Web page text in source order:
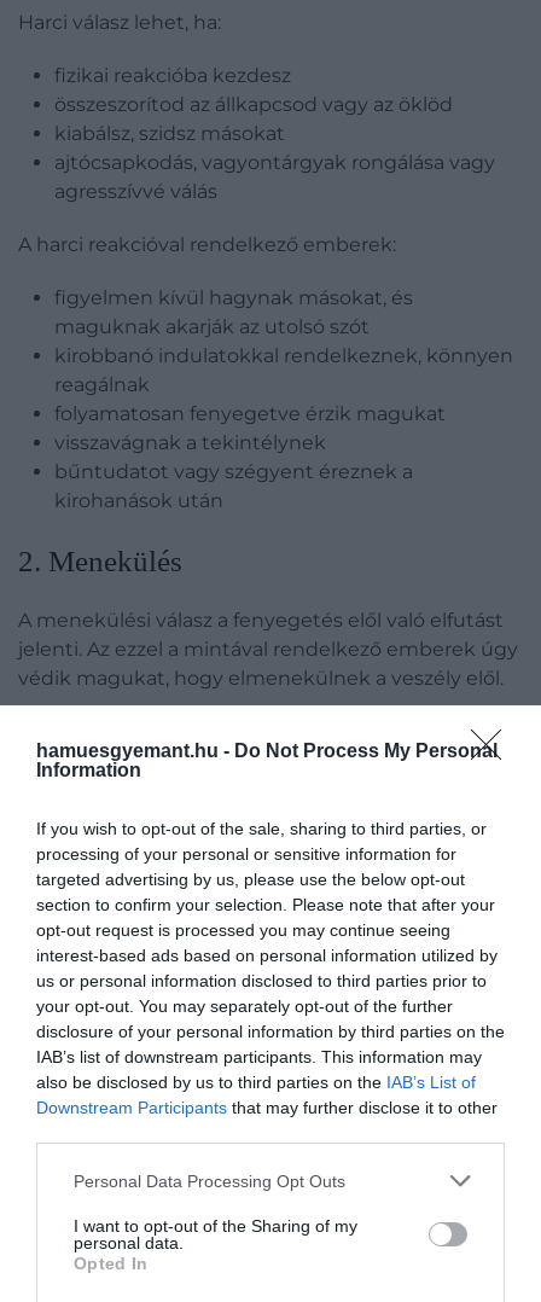
hamuesgyemant.hu - Do Not Process My Personal
Information
If you wish to opt-out of the sale, sharing to third parties, or
processing of your personal or sensitive information for
targeted advertising by us, please use the below opt-out
section to confirm your selection. Please note that after your
opt-out request is processed you may continue seeing
interest-based ads based on personal information utilized by
us or personal information disclosed to third parties prior to
your opt-out. You may separately opt-out of the further
disclosure of your personal information by third parties on the
IAB’s list of downstream participants. This information may
also be disclosed by us to third parties on the IAB’s List of
Downstream Participants that may further disclose it to other
Please note that this website/app uses one or more Google
not limited to your visit or usage behaviour. You may click to
grant or deny consent to Google and its third-party tags to
use your data for below specified purposes in below Google
Personal Data Processing Opt Outs
I want to opt-out of the Sharing of my
personal data.
Opted In
Harci válasz lehet, ha:
fizikai reakcióba kezdesz
összeszorítod az állkapcsod vagy az öklöd
kiabálsz, szidsz másokat
ajtócsapkodás, vagyontárgyak rongálása vagy
agresszívvé válás
A harci reakcióval rendelkező emberek:
figyelmen kívül hagynak másokat, és
maguknak akarják az utolsó szót
kirobbanó indulatokkal rendelkeznek, könnyen
reagálnak
folyamatosan fenyegetve érzik magukat
visszavágnak a tekintélynek
bűntudatot vagy szégyent éreznek a
kirohanások után
​2. Menekülés
A menekülési válasz a fenyegetés elől való elfutást
jelenti. Az ezzel a mintával rendelkező emberek úgy
védik magukat, hogy elmenekülnek a veszély elől.
szó szerint menekülsz a fenyegetés elől
nézeteltérés után
a kapcsolatokat hirtelen fejezed be
az elköteleződést kerülöd, beleértve a
párkapcsolatokat is
A menekülési reakcióval rendelkező emberek
ezeket a viselkedési formákat mutathatják:
problémájuk van a nyugalommal vagy a
pihenéssel
a munkára vagy más eredményekre
összpontosítanak inkább
mikromenedzselnek
könnyen elterelődik a figyelmük
szoronganak vagy pánikrohamuk van